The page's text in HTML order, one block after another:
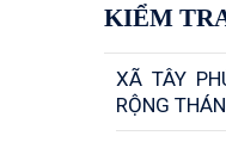
KIỂM
XÃ TÂY
RỘNG